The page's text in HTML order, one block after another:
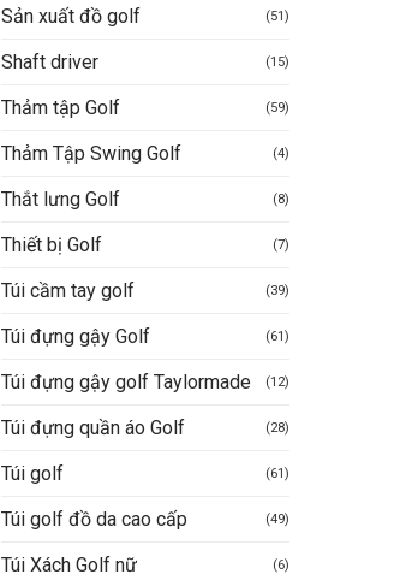
Sản xuất đồ golf (51)
Shaft driver (15)
Thảm tập Golf (59)
Thảm Tập Swing Golf (4)
Thắt lưng Golf (8)
Thiết bị Golf (7)
Túi cầm tay golf (39)
Túi đựng gậy Golf (61)
Túi đựng gậy golf Taylormade (12)
Túi đựng quần áo Golf (28)
Túi golf (61)
Túi golf đồ da cao cấp (49)
Túi Xách Golf nữ (6)